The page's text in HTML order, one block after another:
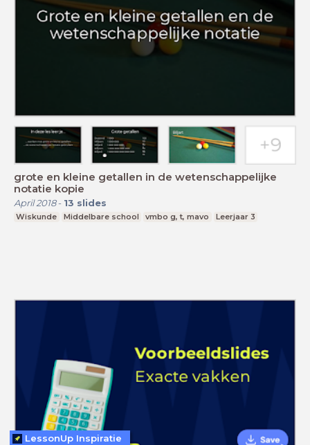
grote en kleine getallen in de wetenschappelijke
notatie kopie
April 2018- 13 slides
Wiskunde Middelbare school vmbo g, t, mavo Leerjaar 3
LessonUp Inspiratie